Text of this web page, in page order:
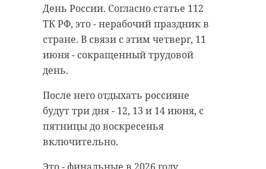
День России. Согласно статье 112
ТК РФ, это - нерабочий праздник в
стране. В связи с этим четверг, 11
июня - сокращенный трудовой
день.
После него отдыхать россияне
будут три дня - 12, 13 и 14 июня, с
пятницы до воскресенья
включительно.
Губернатор Ленинградской
области Александр Дрозденко в
понедельник, 8 июня, в своем
монастыря. В настоящий момент у
стен древней обители зацветает
особый сорт калины с огромными
«снежными» шарами.
Днем в воскресенье, 7 июня, на 3-
м километре трассы «Елизаветино
- Фьюнатово» (Гатчинский округ
сбил 13-летнего мальчика на
электровелосипеде, а затем
скрылся.